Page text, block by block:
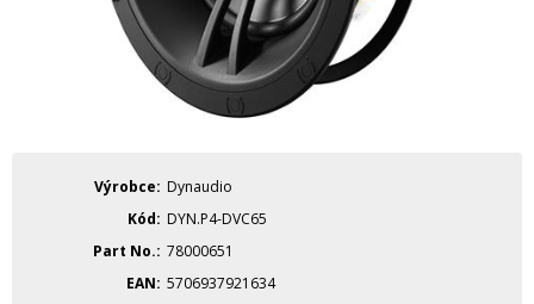
Výrobce
Dynaudio
Kód
DYN.P4-DVC65
Part No. 78000651
EAN 5706937921634